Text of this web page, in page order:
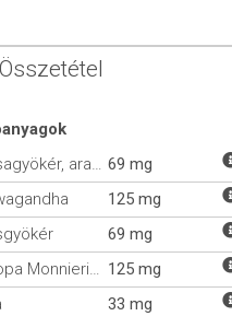
Összetétel
Rózsagyökér, aranygyökér 69 mg
125 mg
69 mg
Bacopa Monnieri (Brahmi) 125 mg
33 mg